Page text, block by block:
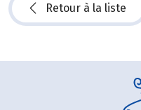
Retour à la liste